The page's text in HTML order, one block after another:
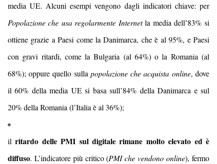
media UE. Alcuni esempi vengono dagli indicatori chiave: per
Popolazione che usa regolarmente Internetla media dell’83% si
ottiene grazie a Paesi come la Danimarca, che è al95%, e Paesi
con gravi ritardi, come la Bulgaria (al 64%) o la Romania (al
68%); oppure quello sulla popolazione che acquista online, dove
il60% della media UE si basa sull’84% della Danimarca esul
20% della Romania (l’Italia è al 36%);
ilritardo delle PMI sul digitale rimane molto elevato ed è
diffuso. L’indicatore più critico (PMI che vendono online), fermo